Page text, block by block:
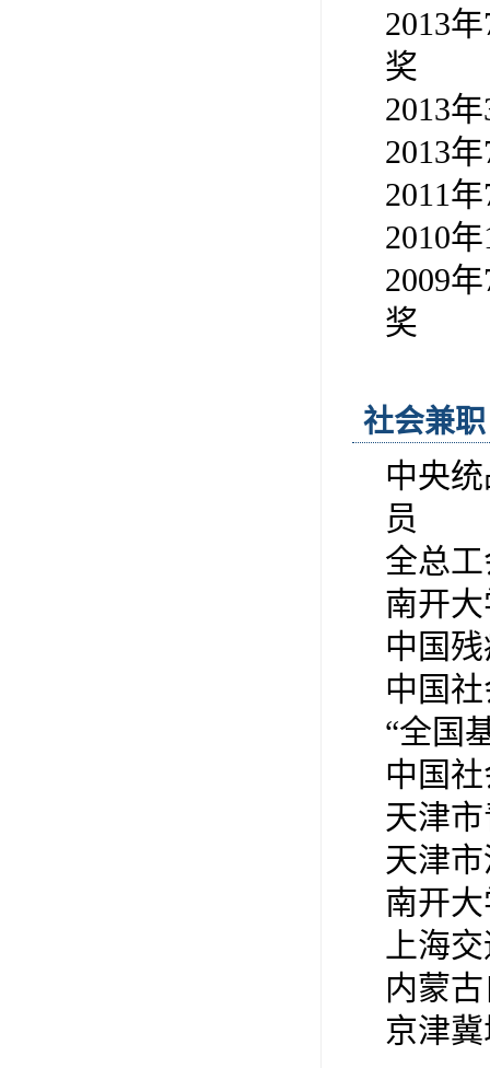
2013
奖
2013
2013
2011
2010
2009
奖
社会兼职
中央
员
全总
南开
中国
中国
“全国
中国
天津
天津
南开
上海
内蒙
京津